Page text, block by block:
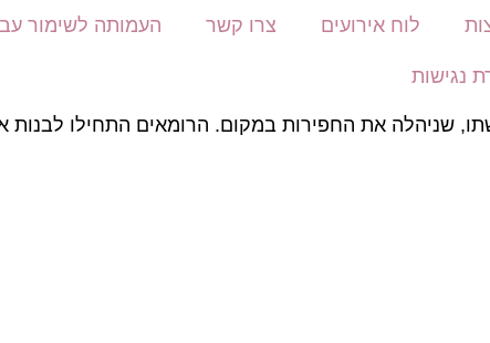
לוח אירועים צרו קשר העמותה לשימור
נגישות
חובב, ואשתו, שניהלה את החפירות במקום. הרומאים התחילו